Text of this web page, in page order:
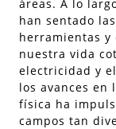
áreas. A lo
han sentado
herramientas
nuestra vida
electricidad y
los avances en
física ha
campos tan